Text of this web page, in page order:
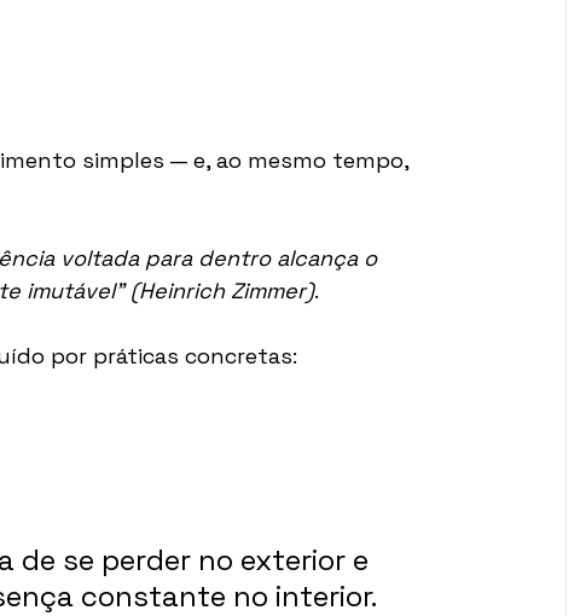
simples — e, ao mesmo tempo,
voltada para dentro alcança o
imutável” (Heinrich Zimmer).
por práticas concretas:
de se perder no exterior e
constante no interior.